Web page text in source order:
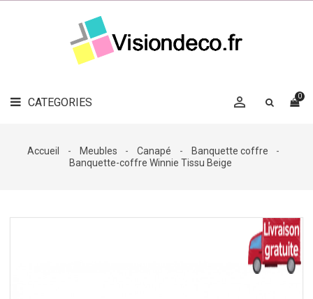
CATEGORIES 0

LE
MAG
DÉCO

DÉCO
Accueil Meubles Canapé
Banquette coffre
Banquette-coffre Winnie Tissu Beige